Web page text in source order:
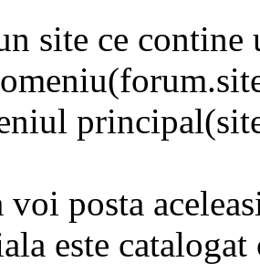
site ce contine
voi posta
este